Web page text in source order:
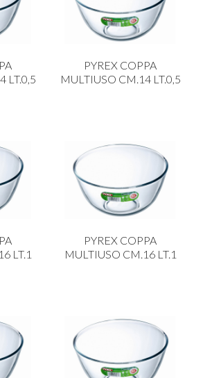
LT.0,5
PYREX COPPA
MULTIUSO CM.14 LT.0,5
LT.1
PYREX COPPA
MULTIUSO CM.16 LT.1